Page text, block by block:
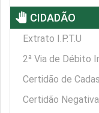
pan_tool CIDADÃO
Extrato I.P.T.U
2ª Via de Débito
Certidão de
Certidão